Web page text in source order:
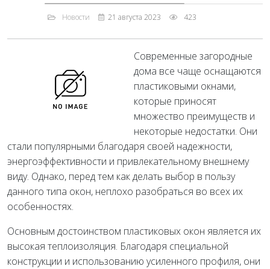
Новости 21 августа 2023 423
Современные загородные
дома все чаще оснащаются
пластиковыми окнами,
которые приносят
множество преимуществ и
некоторые недостатки. Они
стали популярными благодаря своей надежности,
энергоэффективности и привлекательному внешнему
виду. Однако, перед тем как делать выбор в пользу
данного типа окон, неплохо разобраться во всех их
особенностях.
Основным достоинством пластиковых окон является их
высокая теплоизоляция. Благодаря специальной
конструкции и использованию усиленного профиля, они